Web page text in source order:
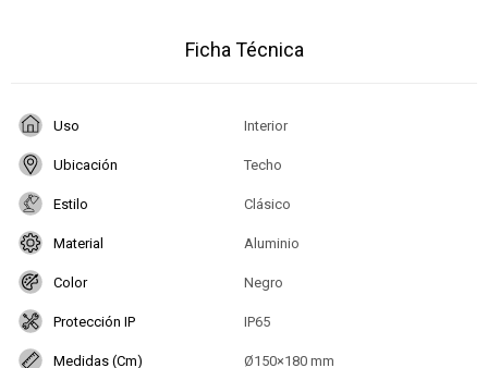
Ficha Técnica
Uso Interior
Ubicación Techo
Estilo Clásico
Material Aluminio
Color Negro
Protección IP IP65
Medidas (Cm) Ø150×180 mm